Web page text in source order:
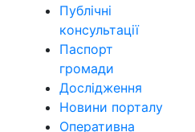
Публічні
консультації
Паспорт
громади
Дослідження
Новини порталу
Оперативна